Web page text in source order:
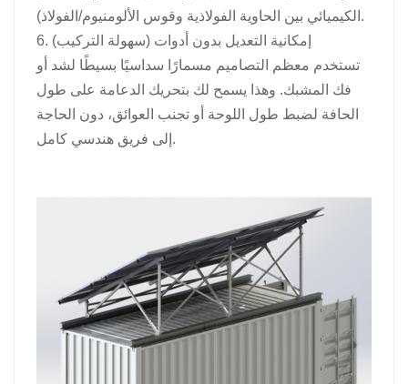
الكيميائي بين الحاوية الفولاذية وقوس الألومنيوم/الفولاذ).
6. إمكانية التعديل بدون أدوات (سهولة التركيب)
تستخدم معظم التصاميم مسمارًا سداسيًا بسيطًا لشد أو
فك المشبك. وهذا يسمح لك بتحريك الدعامة على طول
الحافة لضبط طول اللوحة أو تجنب العوائق، دون الحاجة
إلى فريق هندسي كامل.